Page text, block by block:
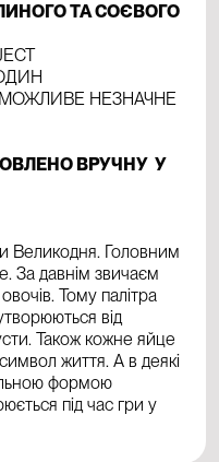
ТА СОЄВОГО
МОЖЛИВЕ НЕЗНАЧНЕ
ВРУЧНУ У
Великодня. Головним
За давнім звичаєм
Тому палітра
від
Також кожне яйце
життя. А в деякі
формою
під час гри у